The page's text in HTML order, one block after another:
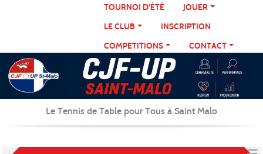
TOURNOI D'ÉTÉ
JOUER
LE CLUB
INSCRIPTION
COMPETITIONS
CONTACT
Le Tennis de Table pour Tous à Saint Malo
Panneau de gestion des cookies